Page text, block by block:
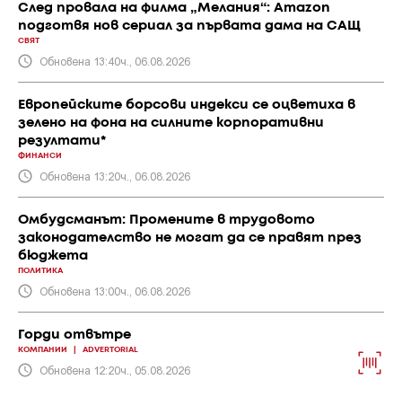
След провала на филма „Мелания“: Amazon
подготвя нов сериал за първата дама на САЩ
СВЯТ
Обновена 13:40ч., 06.08.2026
Европейските борсови индекси се оцветиха в
зелено на фона на силните корпоративни
резултати*
ФИНАНСИ
Обновена 13:20ч., 06.08.2026
Омбудсманът: Промените в трудовото
законодателство не могат да се правят през
бюджета
ПОЛИТИКА
Обновена 13:00ч., 06.08.2026
Горди отвътре
КОМПАНИИ ADVERTORIAL
Обновена 12:20ч., 05.08.2026